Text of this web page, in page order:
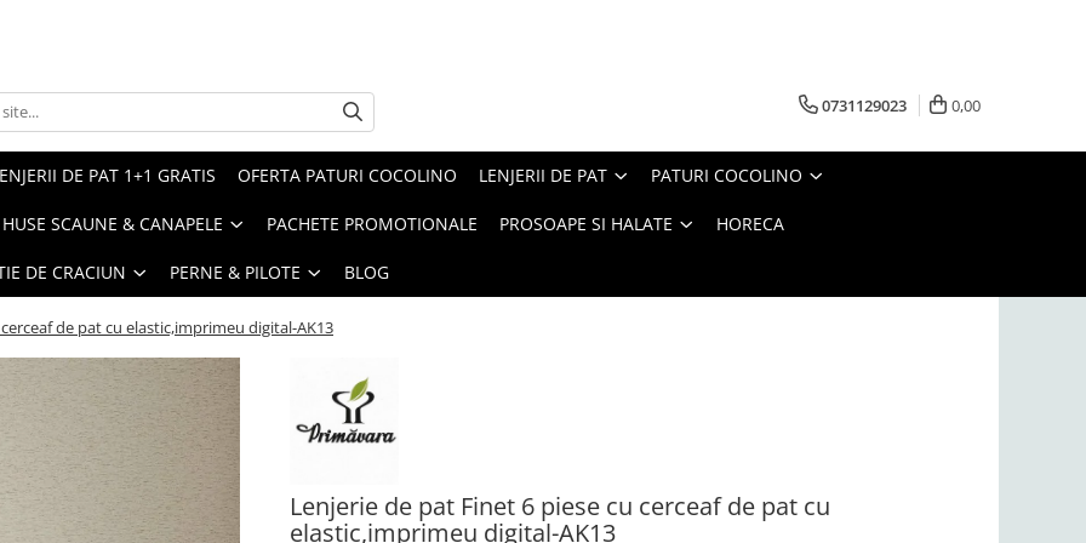
0731129023 0,00
DE PAT 1+1 GRATIS OFERTA PATURI COCOLINO LENJERII DE PAT PATURI COCOLINO
HUSE SCAUNE & CANAPELE PACHETE PROMOTIONALE PROSOAPE SI HALATE HORECA
DE CRACIUN PERNE & PILOTE BLOG
de pat cu elastic,imprimeu digital-AK13
Lenjerie de pat Finet 6 piese cu cerceaf de pat cu
elastic,imprimeu digital-AK13